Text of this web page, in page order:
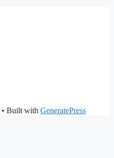
• Built with GeneratePress